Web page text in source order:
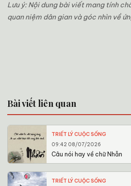
Lưu ý: Nội dung bài viết mang tính
quan niệm dân gian và góc nhìn về
Bài viết liên quan
TRIẾT LÝ CUỘC SỐNG
09:42 08/07/2026
Câu nói hay về chữ Nhẫn
TRIẾT LÝ CUỘC SỐNG